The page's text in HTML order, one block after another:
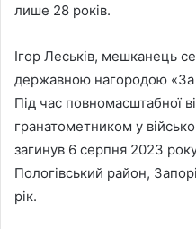
лише 28 років.
Ігор Леськів, мешканець
державною нагородою «За
Під час повномасштабної
гранатометником у
загинув 6 серпня 2023
Пологівський район,
рік.